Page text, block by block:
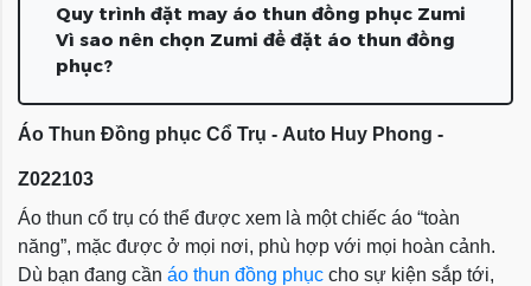
Quy trình đặt may áo thun đồng phục Zumi
Vì sao nên chọn Zumi để đặt áo thun đồng
phục?
Áo Thun Đồng phục Cổ Trụ - Auto Huy Phong -
Z022103
Áo thun cổ trụ có thể được xem là một chiếc áo “toàn
năng”, mặc được ở mọi nơi, phù hợp với mọi hoàn cảnh.
Dù bạn đang cần áo thun đồng phục cho sự kiện sắp tới,